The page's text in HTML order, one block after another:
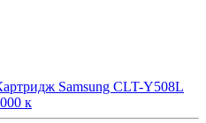
Samsung CLT-Y508L
к